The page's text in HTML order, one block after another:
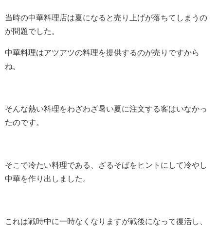
当時の中華料理店は夏になると売り上げが落ちてしまうの
が問題でした。
中華料理はアツアツの料理を提供するのが売りですから
ね。
そんな熱い料理をわざわざ暑い夏に注文する客はいなかっ
たのです。
そこで冷たい料理である、ざるそばをヒントにして冷やし
中華を作り出しました。
これは戦時中に一時なくなりますが戦後になって復活し、